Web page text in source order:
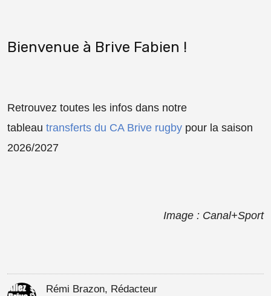
Bienvenue à Brive Fabien !
Retrouvez toutes les infos dans notre
tableau transferts du CA Brive rugby pour la saison
2026/2027
Image : Canal+Sport
Rémi Brazon, Rédacteur